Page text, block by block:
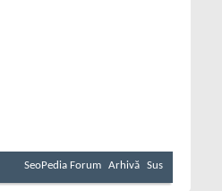
SeoPedia Forum Arhivă Sus